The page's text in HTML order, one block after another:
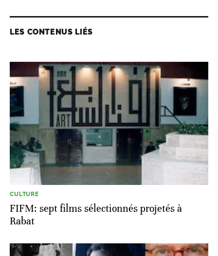
LES CONTENUS LIÉS
CULTURE
FIFM: sept films sélectionnés projetés à
Rabat